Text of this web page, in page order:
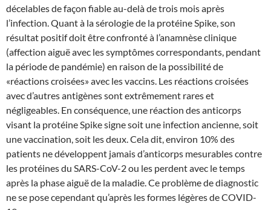
décelables de façon fiable au-delà de trois mois après
l’infection. Quant à la sérologie de la protéine Spike, son
résultat positif doit être confronté à l’anamnèse clinique
(affection aiguë avec les symptômes correspondants, pendant
la période de pandémie) en raison de la possibilité de
«réactions croisées» avec les vaccins. Les réactions croisées
avec d’autres antigènes sont extrêmement rares et
négligeables. En conséquence, une réaction des anticorps
visant la protéine Spike signe soit une infection ancienne, soit
une vaccination, soit les deux. Cela dit, environ 10% des
patients ne développent jamais d’anticorps mesurables contre
les protéines du SARS-CoV-2 ou les perdent avec le temps
après la phase aiguë de la maladie. Ce problème de diagnostic
ne se pose cependant qu’après les formes légères de COVID-